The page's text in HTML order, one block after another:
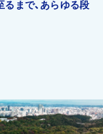
るまで、あらゆる段